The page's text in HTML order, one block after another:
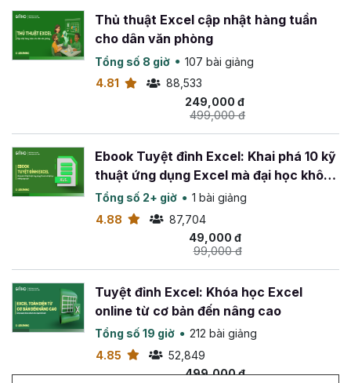
Thủ thuật Excel cập nhật hàng tuần
cho dân văn phòng
Tổng số 8 giờ
107 bài giảng
4.81
88,533
249,000 đ
499,000 đ
Ebook Tuyệt đỉnh Excel: Khai phá 10 kỹ
thuật ứng dụng Excel mà đại học không
dạy bạn
Tổng số 2+ giờ
1 bài giảng
4.88
87,704
49,000 đ
99,000 đ
Tuyệt đỉnh Excel: Khóa học Excel
online từ cơ bản đến nâng cao
Tổng số 19 giờ
212 bài giảng
4.85
52,849
499,000 đ